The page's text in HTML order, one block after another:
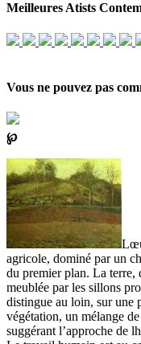
Meilleures Atists
Vous ne pouvez pas
℘
agricole, dominé par un
du premier plan. La terre,
meublée par les sillons
distingue au loin, sur une
végétation, un mélange
suggérant l’approche de